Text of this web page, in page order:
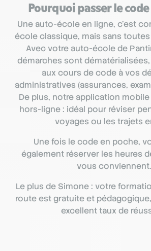
Pourquoi passer le
Une auto-école en ligne, c’est
école classique, mais sans
Avec votre auto-école de
démarches sont
aux cours de code à vos
administratives (assurances,
De plus, notre application
hors-ligne : idéal pour réviser
voyages ou les trajets
Une fois le code en poche,
également réserver les heures
vous conviennent.
Le plus de Simone : votre
route est gratuite et
excellent taux de